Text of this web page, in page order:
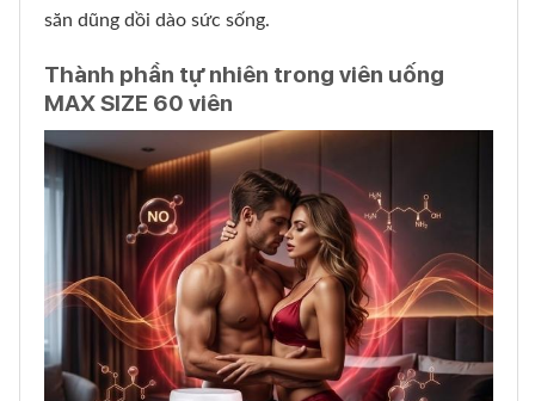
săn dũng dồi dào sức sống.
Thành phần tự nhiên trong viên uống
MAX SIZE 60 viên